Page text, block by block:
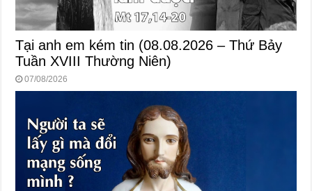
Tại anh em kém tin (08.08.2026 – Thứ Bảy
Tuần XVIII Thường Niên)
07/08/2026